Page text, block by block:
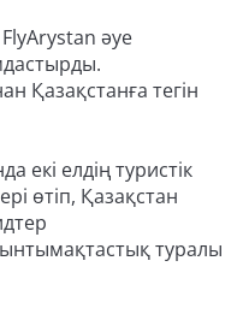
әуе
Қазақстанға тегін
екі елдің туристік
өтіп, Қазақстан
туралы